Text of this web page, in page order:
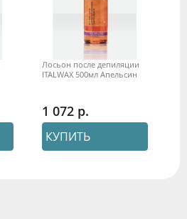
Лосьон после депиляции
ITALWAX 500мл Апельсин
1 072
КУПИТЬ